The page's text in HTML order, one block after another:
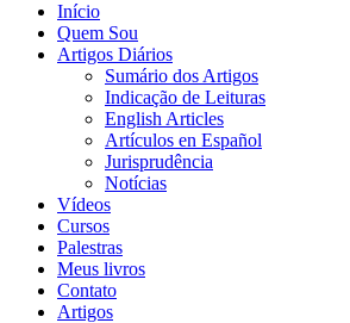
Início
Quem Sou
Artigos Diários
Sumário dos Artigos
Indicação de Leituras
English Articles
Artículos en Español
Jurisprudência
Notícias
Vídeos
Cursos
Palestras
Meus livros
Contato
Artigos